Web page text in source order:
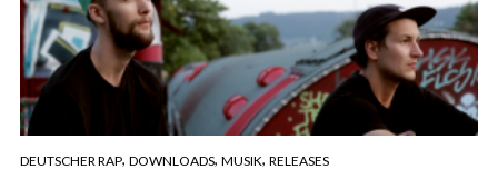
DEUTSCHER RAP, DOWNLOADS, MUSIK, RELEASES